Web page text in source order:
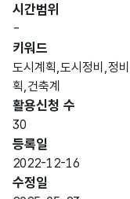
시간범위
-
키워드
도시계획,도시정비,정
획,건축계
활용신청 수
30
등록일
2022-12-16
수정일